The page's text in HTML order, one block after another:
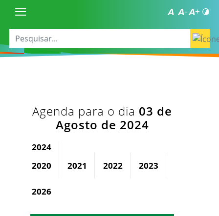
Agenda para o dia 03 de
Agosto de 2024
2024
2020
2021 2022 2023
2026